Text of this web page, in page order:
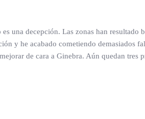
una decepción. Las zonas han resultado
y he acabado cometiendo demasiados
de cara a Ginebra. Aún quedan tres